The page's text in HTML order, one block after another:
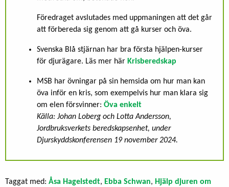
Föredraget avslutades med uppmaningen att det går
att förbereda sig genom att gå kurser och öva.
Svenska Blå stjärnan har bra första hjälpen-kurser
för djurägare. Läs mer här Krisberedskap
MSB har övningar på sin hemsida om hur man kan
öva inför en kris, som exempelvis hur man klara sig
om elen försvinner: Öva enkelt
Källa: Johan Loberg och Lotta Andersson,
Jordbruksverkets beredskapsenhet, under
Djurskyddskonferensen 19 november 2024.
Taggat med: Åsa Hagelstedt, Ebba Schwan, Hjälp djuren om